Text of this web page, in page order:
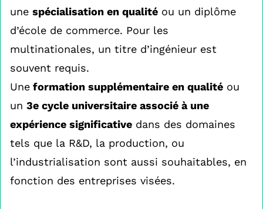
une spécialisation en qualité ou un diplôme
d’école de commerce. Pour les
multinationales, un titre d’ingénieur est
souvent requis.
Une formation supplémentaire en qualité ou
un 3e cycle universitaire associé à une
expérience significative dans des domaines
tels que la R&D, la production, ou
l’industrialisation sont aussi souhaitables, en
fonction des entreprises visées.